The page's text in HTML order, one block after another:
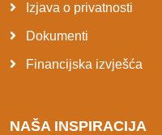
Izjava o privatnosti
Dokumenti
Financijska izvješća
NAŠA INSPIRACIJA